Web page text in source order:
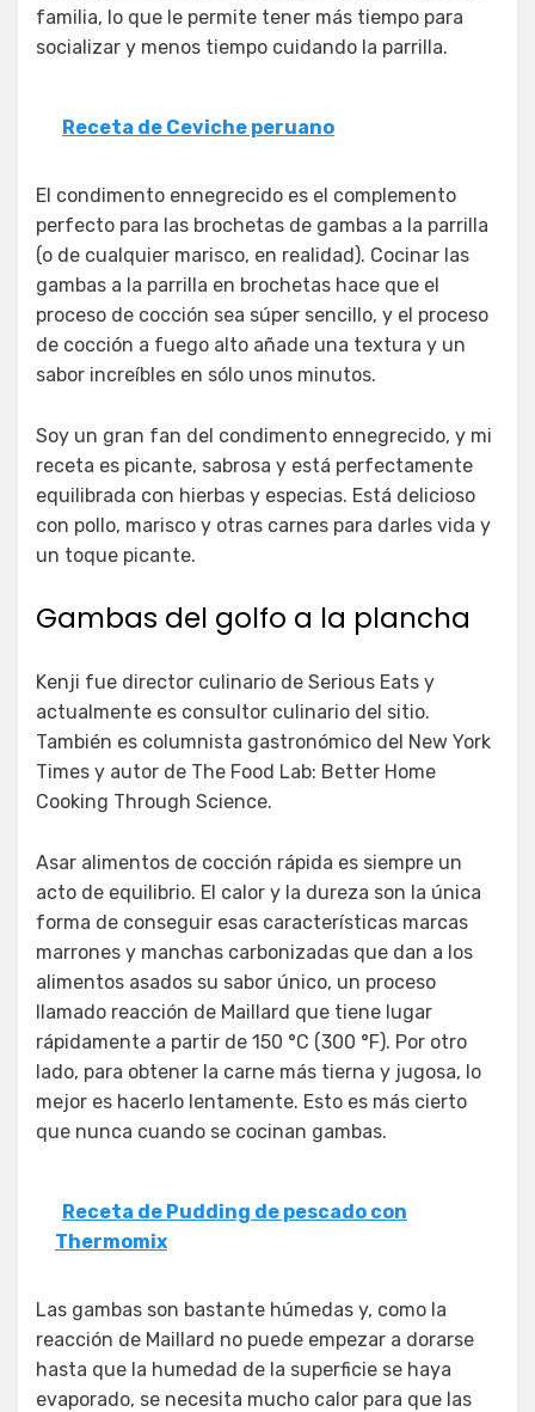
familia, lo que le permite tener más tiempo para
socializar y menos tiempo cuidando la parrilla.
Receta de Ceviche peruano
El condimento ennegrecido es el complemento
perfecto para las brochetas de gambas a la parrilla
(o de cualquier marisco, en realidad). Cocinar las
gambas a la parrilla en brochetas hace que el
proceso de cocción sea súper sencillo, y el proceso
de cocción a fuego alto añade una textura y un
sabor increíbles en sólo unos minutos.
Soy un gran fan del condimento ennegrecido, y mi
receta es picante, sabrosa y está perfectamente
equilibrada con hierbas y especias. Está delicioso
con pollo, marisco y otras carnes para darles vida y
un toque picante.
Gambas del golfo a la plancha
Kenji fue director culinario de Serious Eats y
actualmente es consultor culinario del sitio.
También es columnista gastronómico del New York
Times y autor de The Food Lab: Better Home
Cooking Through Science.
Asar alimentos de cocción rápida es siempre un
acto de equilibrio. El calor y la dureza son la única
forma de conseguir esas características marcas
marrones y manchas carbonizadas que dan a los
alimentos asados su sabor único, un proceso
llamado reacción de Maillard que tiene lugar
rápidamente a partir de 150 °C (300 °F). Por otro
lado, para obtener la carne más tierna y jugosa, lo
mejor es hacerlo lentamente. Esto es más cierto
que nunca cuando se cocinan gambas.
Receta de Pudding de pescado con
Thermomix
Las gambas son bastante húmedas y, como la
reacción de Maillard no puede empezar a dorarse
hasta que la humedad de la superficie se haya
evaporado, se necesita mucho calor para que las